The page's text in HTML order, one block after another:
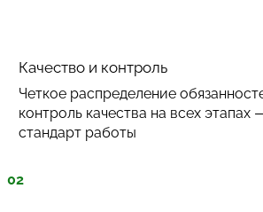
Качество и контроль
Четкое распределение
контроль качества на всех этапах
стандарт работы
02